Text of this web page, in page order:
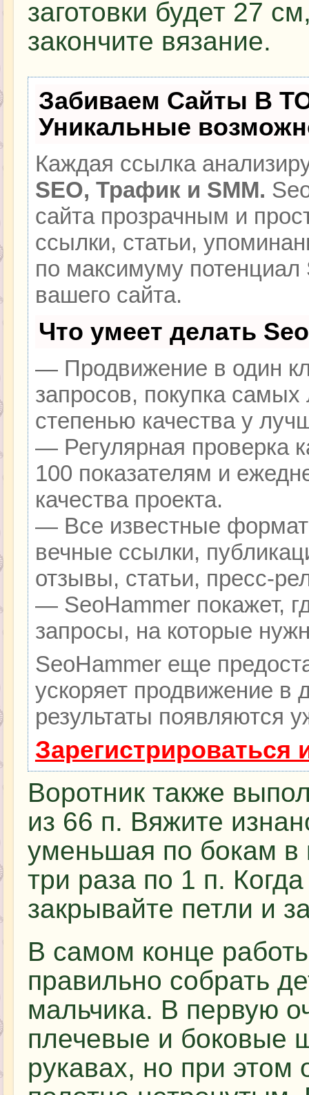
заготовки будет 27
закончите вязание.
Забиваем Сайты В
Уникальные
Каждая ссылка
SEO, Трафик и SMM.
сайта прозрачным и
ссылки, статьи,
по максимуму
вашего сайта.
Что умеет делать
— Продвижение в один
запросов, покупка
степенью качества у
— Регулярная проверка
100 показателям и
качества проекта.
— Все известные
вечные ссылки,
отзывы, статьи, пресс-
— SeoHammer покажет,
запросы, на которые
SeoHammer еще
ускоряет продвижение в
результаты появляются
Воротник также
из 66 п. Вяжите
уменьшая по бокам в
три раза по 1 п.
закрывайте петли и
В самом конце
правильно собрать
мальчика. В первую
плечевые и боковые
рукавах, но при этом